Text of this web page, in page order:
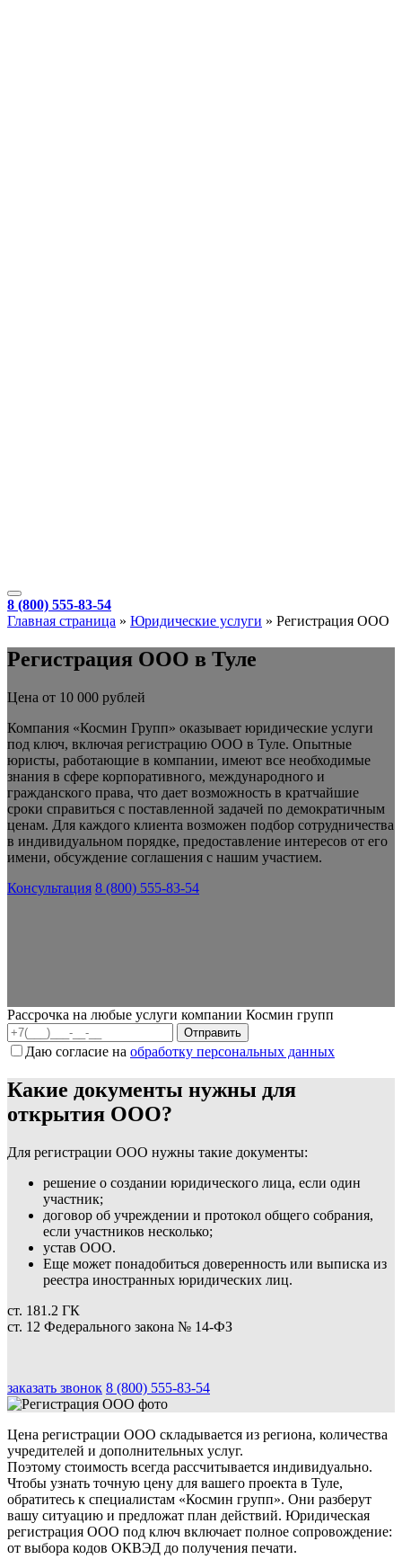
8 (800) 555-83-54
Главная страница » Юридические услуги » Регистрация ООО
Регистрация ООО в Туле
Цена от 10 000 рублей
Компания «Космин Групп» оказывает юридические услуги
под ключ, включая регистрацию ООО в Туле. Опытные
юристы, работающие в компании, имеют все необходимые
знания в сфере корпоративного, международного и
гражданского права, что дает возможность в кратчайшие
сроки справиться с поставленной задачей по демократичным
ценам. Для каждого клиента возможен подбор сотрудничества
в индивидуальном порядке, предоставление интересов от его
имени, обсуждение соглашения с нашим участием.
Консультация 8 (800) 555-83-54
Рассрочка на любые услуги компании Космин групп
Даю согласие на обработку персональных данных
Какие документы нужны для
открытия ООО?
Для регистрации ООО нужны такие документы:
решение о создании юридического лица, если один
участник;
договор об учреждении и протокол общего собрания,
если участников несколько;
устав ООО.
Еще может понадобиться доверенность или выписка из
реестра иностранных юридических лиц.
ст. 181.2 ГК
ст. 12 Федерального закона № 14-ФЗ
заказать звонок 8 (800) 555-83-54
Цена регистрации ООО складывается из региона, количества
учредителей и дополнительных услуг.
Поэтому стоимость всегда рассчитывается индивидуально.
Чтобы узнать точную цену для вашего проекта в Туле,
обратитесь к специалистам «Космин групп». Они разберут
вашу ситуацию и предложат план действий. Юридическая
регистрация ООО под ключ включает полное сопровождение:
от выбора кодов ОКВЭД до получения печати.